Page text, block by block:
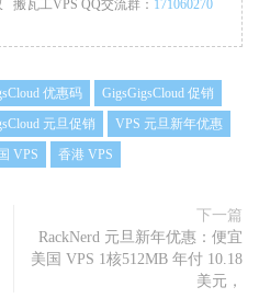
搬瓦工VPS QQ交流群： 171060270
优惠码
GigsGigsCloud 促销
元旦促销
VPS 元旦新年优惠
VPS 香港 VPS
下一篇
RackNerd 元旦新年优惠：便宜
美国 VPS 1核512MB 年付 10.18
美元，